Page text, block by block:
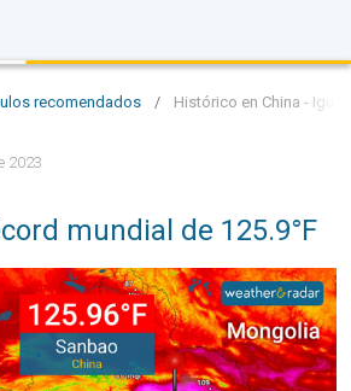
recomendados / Histórico en China -
2023
mundial de 125.9°F